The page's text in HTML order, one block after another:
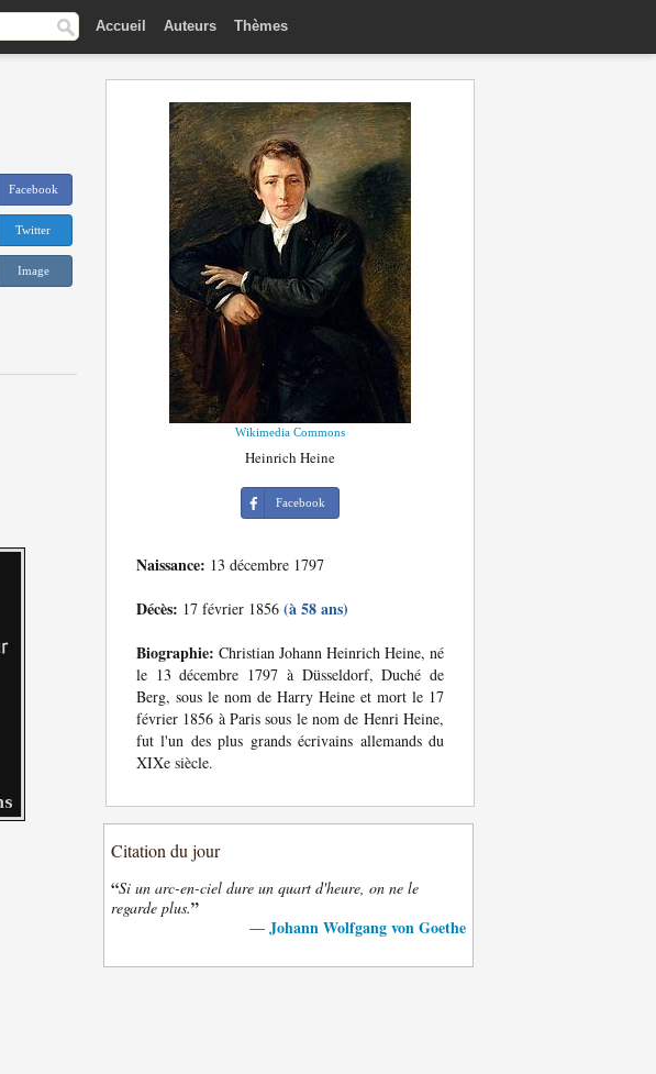
Accueil Auteurs Thèmes
Facebook
Twitter
Image
Wikimedia Commons
Heinrich Heine
Facebook
Naissance: 13 décembre 1797
Décès: 17 février 1856 (à 58 ans)
Biographie: Christian Johann Heinrich Heine, né
le 13 décembre 1797 à Düsseldorf, Duché de
Berg, sous le nom de Harry Heine et mort le 17
février 1856 à Paris sous le nom de Henri Heine,
fut l'un des plus grands écrivains allemands du
XIXe siècle.
Citation du jour
“Si un arc-en-ciel dure un quart d'heure, on ne le
regarde plus.”
— Johann Wolfgang von Goethe